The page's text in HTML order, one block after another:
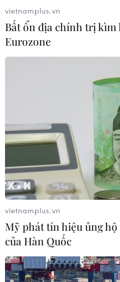
#Chicharito
TIN CÙNG CHUYÊN
Toàn cảnh ASEAN
Lan "thắng như chẻ tre",
Nhận định
Thái Lan: Madam Pang
tiền tỷ, "Voi chiến" quyết
vietnamplus.vn
Bất ổn địa chính trị
Eurozone
vietnamplus.vn
Mỹ phát tín hiệu ủng
của Hàn Quốc